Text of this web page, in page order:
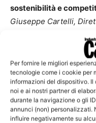
Per fornire le migliori
tecnologie come i cookie per
informazioni del dispositivo.
noi e ai nostri partner di
durante la navigazione o gli
annunci (non) personalizzati.
influire negativamente su
sostenibilità e
Giuseppe Cartelli,
Daniele Micheli,
Roberto Morabito,
Tecnologie Ambientali
Ore 17.50. Come
dell’industria
Francesco Bambini,